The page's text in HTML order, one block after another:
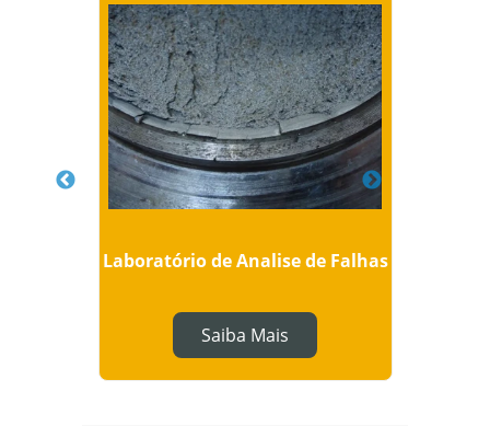
Laboratório de Analise de Falhas
Saiba Mais